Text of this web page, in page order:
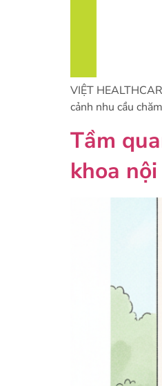
VIỆT
cảnh nhu cầu
Tầm
khoa nội